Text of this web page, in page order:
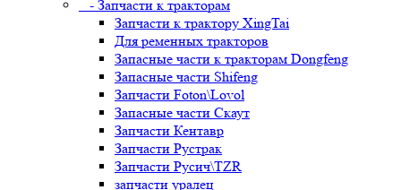
- Запчасти к тракторам
Запчасти к трактору XingTai
Для ременных тракторов
Запасные части к тракторам Dongfeng
Запасные части Shifeng
Запчасти Foton\Lovol
Запасные части Скаут
Запчасти Кентавр
Запчасти Рустрак
Запчасти Русич\TZR
запчасти уралец